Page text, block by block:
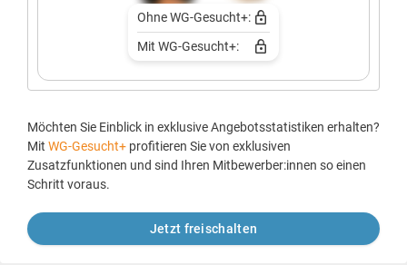
Ohne WG-Gesucht+:
Mit WG-Gesucht+:
Möchten Sie Einblick in exklusive Angebotsstatistiken erhalten?
Mit WG-Gesucht+ profitieren Sie von exklusiven
Zusatzfunktionen und sind Ihren Mitbewerber:innen so einen
Schritt voraus.
Jetzt freischalten